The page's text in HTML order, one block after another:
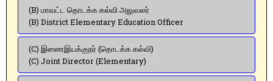
(B) மாவட்ட தொடக்க கல்வி அலுவலர்
(B) District Elementary Education Officer
(C) இணைஇயக்குநர் (தொடக்க கல்வி)
(C) Joint Director (Elementary)